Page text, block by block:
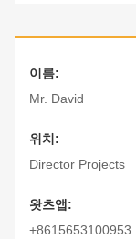
이름:
Mr. David
위치:
Director Projects
왓츠앱:
+8615653100953